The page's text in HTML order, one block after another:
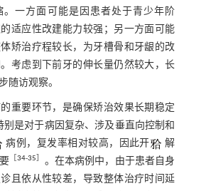
。一方面可能是因患者处于青少年阶
适应性改建能力较强；另一方面可能
矫治疗程较长，为牙槽骨和牙龈的改
考虑到下前牙的伸长量仍然较大，长
随访观察。
重要环节，是确保矫治效果长期稳定
别是对于病因复杂、涉及垂直向控制和
病例，复发率相对较高，因此开
解
［34-35
。在本病例中，由于患者自身
且依从性较差，导致整体治疗时间延